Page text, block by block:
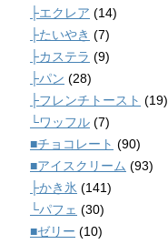
├エクレア (14)
├たいやき (7)
├カステラ (9)
├パン (28)
├フレンチトースト (19)
└ワッフル (7)
■チョコレート (90)
■アイスクリーム (93)
├かき氷 (141)
└パフェ (30)
■ゼリー (10)